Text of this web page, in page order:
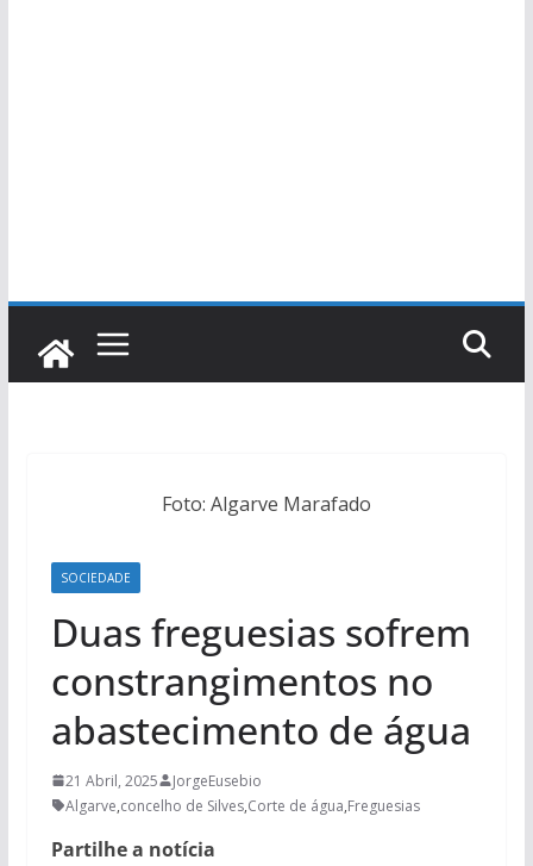
Foto: Algarve Marafado
SOCIEDADE
Duas freguesias sofrem
constrangimentos no
abastecimento de água
21 Abril, 2025
JorgeEusebio
Algarve,concelho de Silves,Corte de água,Freguesias
Partilhe a notícia